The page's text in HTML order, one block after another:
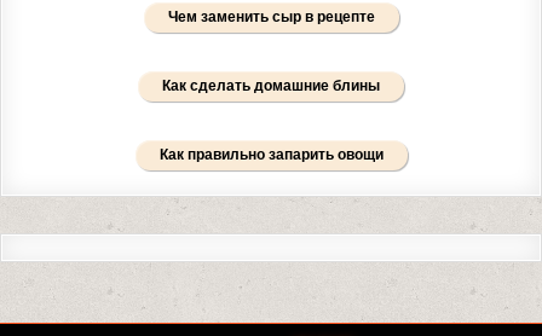
Чем заменить сыр в рецепте
Как сделать домашние блины
Как правильно запарить овощи